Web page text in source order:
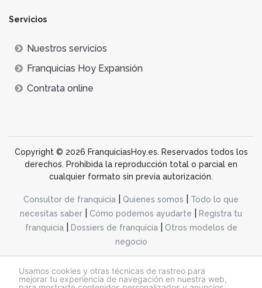
Usamos cookies y otras técnicas de rastreo para
mejorar tu experiencia de navegación en nuestra web,
Servicios
Nuestros servicios
Franquicias Hoy Expansión
Contrata online
Copyright © 2026 FranquiciasHoy.es. Reservados todos los
derechos. Prohibida la reproducción total o parcial en
cualquier formato sin previa autorización.
Consultor de franquicia Quienes somos
Todo lo que
necesitas saber
Cómo podemos ayudarte
Registra tu
franquicia| Dossiers de franquicia|
Otros modelos de
negocio